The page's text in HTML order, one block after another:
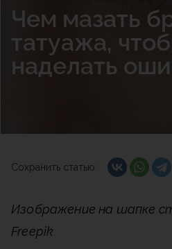
Чем мазать
татуажа,
наделать
Сохранить статью:
Изображение на шапке
Freepik